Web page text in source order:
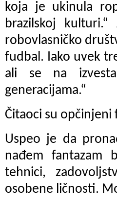
koja je ukinula
brazilskoj
robovlasničko
fudbal. Iako uvek
ali se na
generacijama.“
Čitaoci su opčinjeni
Uspeo je da
nađem fantazam
tehnici,
osobene ličnosti.